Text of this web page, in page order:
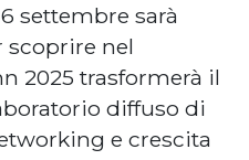
settembre sarà
scoprire nel
2025 trasformerà il
diffuso di
e crescita